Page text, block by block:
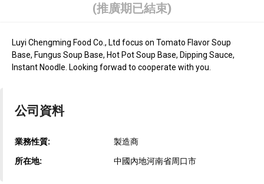
(推廣期已結束)
Luyi Chengming Food Co., Ltd focus on Tomato Flavor Soup
Base, Fungus Soup Base, Hot Pot Soup Base, Dipping Sauce,
Instant Noodle. Looking forwad to cooperate with you.
公司資料
業務性質: 製造商
所在地: 中國內地河南省周口市